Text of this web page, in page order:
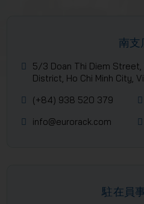
南支
5/3 Doan Thi Diem Street,
District, Ho Chi Minh City,
(+84) 938 520 379
info@eurorack.com
駐在員